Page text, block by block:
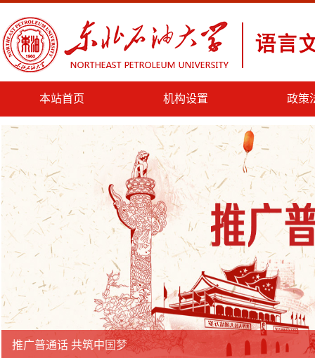
本站首页 机构设置 政策
推广普通话 共筑中国梦